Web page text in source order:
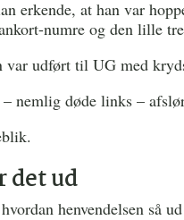
erkende, at han var
numre og den lille
udført til UG med
nemlig døde links –
det ud
henvendelsen så